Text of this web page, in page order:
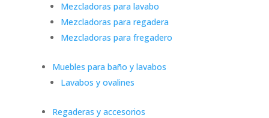
Mezcladoras para lavabo
Mezcladoras para regadera
Mezcladoras para fregadero
Muebles para baño y lavabos
Lavabos y ovalines
Regaderas y accesorios